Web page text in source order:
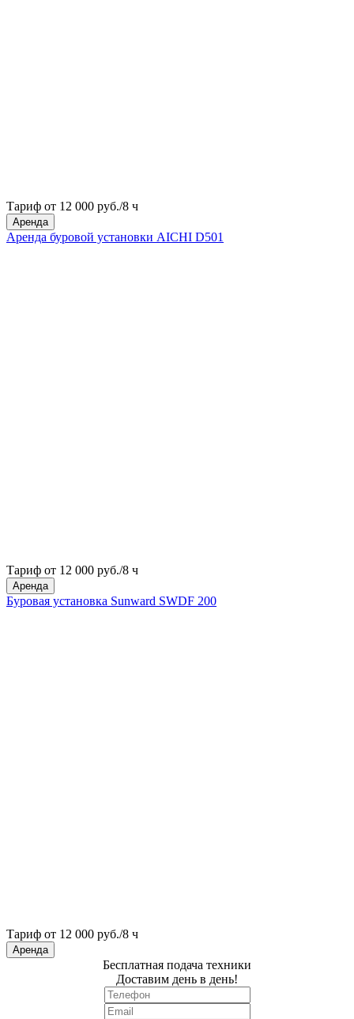
Тариф от 12 000 руб./8 ч
Аренда
Аренда буровой установки AICHI D501
Тариф от 12 000 руб./8 ч
Аренда
Буровая установка Sunward SWDF 200
Тариф от 12 000 руб./8 ч
Аренда
Бесплатная подача техники
Доставим день в день!